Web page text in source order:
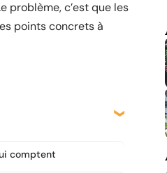
problème, c’est que les
points concrets à
comptent